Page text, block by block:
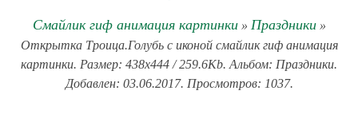
Смайлик гиф анимация картинки» Праздники»
Открытка Троица.Голубь с иконой смайлик гиф анимация
картинки. Размер: 438x444 / 259.6Kb. Альбом: Праздники.
Добавлен: 03.06.2017. Просмотров: 1037.